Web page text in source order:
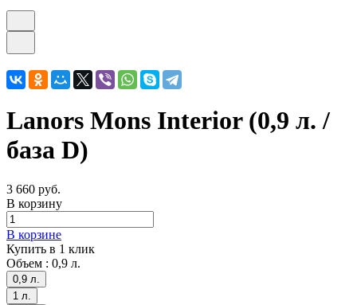
Lanors Mons Interior (0,9 л. /
база D)
3 660 руб.
В корзину
В корзине
Купить в 1 клик
Объем : 0,9 л.
0,9 л.
1 л.